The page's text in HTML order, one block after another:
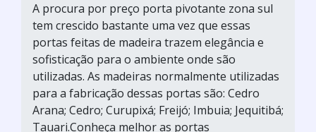
A procura por preço porta pivotante zona sul
tem crescido bastante uma vez que essas
portas feitas de madeira trazem elegância e
sofisticação para o ambiente onde são
utilizadas. As madeiras normalmente utilizadas
para a fabricação dessas portas são: Cedro
Arana; Cedro; Curupixá; Freijó; Imbuia; Jequitibá;
Tauari.Conheça melhor as portas